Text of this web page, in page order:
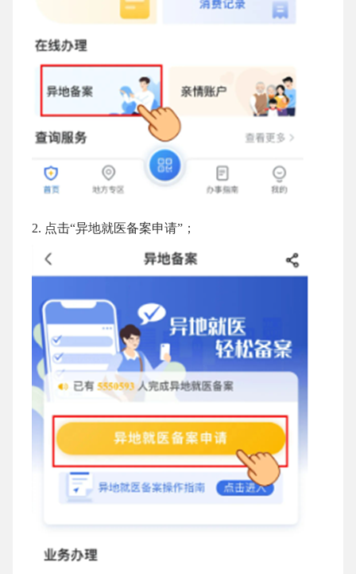
点击“异地就医备案申请”；